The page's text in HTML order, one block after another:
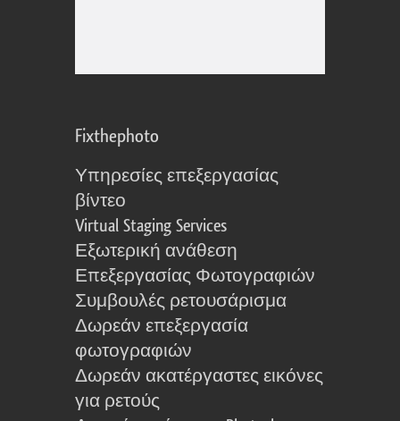
Fixthephoto
Υπηρεσίες επεξεργασίας
βίντεο
Virtual Staging Services
Εξωτερική ανάθεση
Επεξεργασίας Φωτογραφιών
Συμβουλές ρετουσάρισμα
Δωρεάν επεξεργασία
φωτογραφιών
Δωρεάν ακατέργαστες εικόνες
για ρετούς